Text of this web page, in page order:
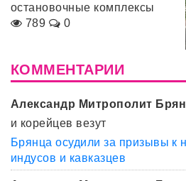
остановочные комплексы
789
0
КОММЕНТАРИИ
Александр Митрополит
и корейцев везут
Брянца осудили за призывы к
индусов и кавказцев